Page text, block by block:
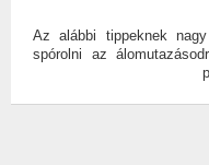
Az alábbi tippeknek
spórolni az